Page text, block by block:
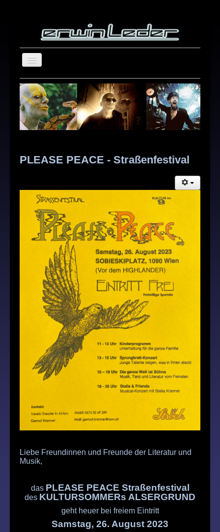
home
blog
about
...
PLEASE PEACE - Straßenfestival
Liebe Freundinnen und Freunde der Literatur und
Musik,
das PLEASE PEACE Straßenfestival
des KULTURSOMMERs ALSERGRUND
geht heuer bei freiem Eintritt
Samstag, 26. August 2023